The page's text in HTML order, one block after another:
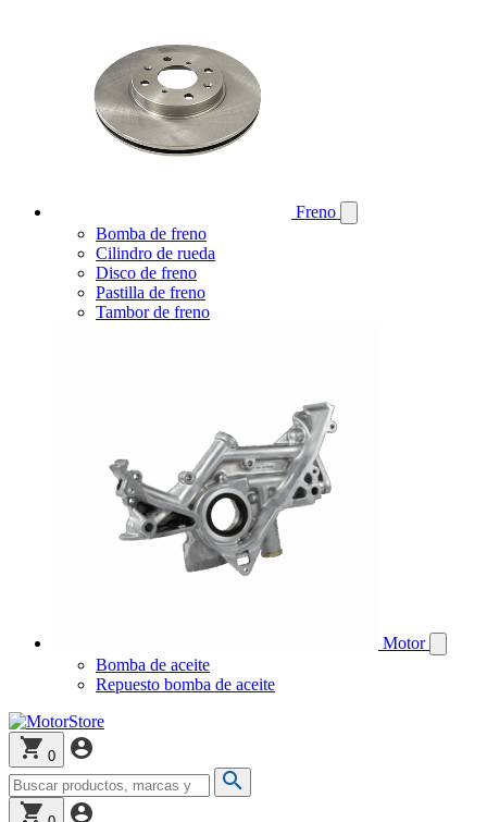
Freno
Bomba de freno
Cilindro de rueda
Disco de freno
Pastilla de freno
Tambor de freno
Motor
Bomba de aceite
Repuesto bomba de aceite
0